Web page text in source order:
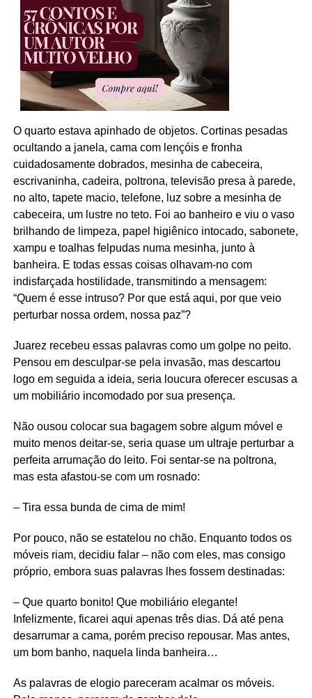
O quarto estava apinhado de objetos. Cortinas pesadas
ocultando a janela, cama com lençóis e fronha
cuidadosamente dobrados, mesinha de cabeceira,
escrivaninha, cadeira, poltrona, televisão presa à parede,
no alto, tapete macio, telefone, luz sobre a mesinha de
cabeceira, um lustre no teto. Foi ao banheiro e viu o vaso
brilhando de limpeza, papel higiênico intocado, sabonete,
xampu e toalhas felpudas numa mesinha, junto à
banheira. E todas essas coisas olhavam-no com
indisfarçada hostilidade, transmitindo a mensagem:
“Quem é esse intruso? Por que está aqui, por que veio
perturbar nossa ordem, nossa paz”?
Juarez recebeu essas palavras como um golpe no peito.
Pensou em desculpar-se pela invasão, mas descartou
logo em seguida a ideia, seria loucura oferecer escusas a
um mobiliário incomodado por sua presença.
Não ousou colocar sua bagagem sobre algum móvel e
muito menos deitar-se, seria quase um ultraje perturbar a
perfeita arrumação do leito. Foi sentar-se na poltrona,
mas esta afastou-se com um rosnado:
– Tira essa bunda de cima de mim!
Por pouco, não se estatelou no chão. Enquanto todos os
móveis riam, decidiu falar – não com eles, mas consigo
próprio, embora suas palavras lhes fossem destinadas:
– Que quarto bonito! Que mobiliário elegante!
Infelizmente, ficarei aqui apenas três dias. Dá até pena
desarrumar a cama, porém preciso repousar. Mas antes,
um bom banho, naquela linda banheira…
As palavras de elogio pareceram acalmar os móveis.